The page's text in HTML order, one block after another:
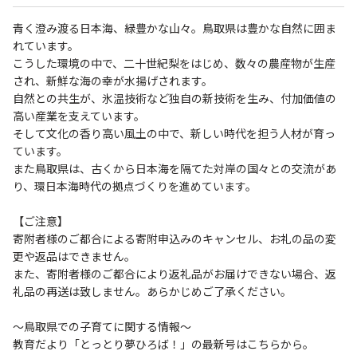
青く澄み渡る日本海、緑豊かな山々。鳥取県は豊かな自然に囲ま
れています。
こうした環境の中で、二十世紀梨をはじめ、数々の農産物が生産
され、新鮮な海の幸が水揚げされます。
自然との共生が、氷温技術など独自の新技術を生み、付加価値の
高い産業を支えています。
そして文化の香り高い風土の中で、新しい時代を担う人材が育っ
ています。
また鳥取県は、古くから日本海を隔てた対岸の国々との交流があ
り、環日本海時代の拠点づくりを進めています。
【ご注意】
寄附者様のご都合による寄附申込みのキャンセル、お礼の品の変
更や返品はできません。
また、寄附者様のご都合により返礼品がお届けできない場合、返
礼品の再送は致しません。あらかじめご了承ください。
～鳥取県での子育てに関する情報～
教育だより「とっとり夢ひろば！」の最新号はこちらから。